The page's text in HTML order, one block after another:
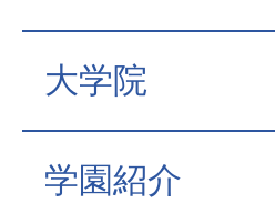
大学院
学園紹介